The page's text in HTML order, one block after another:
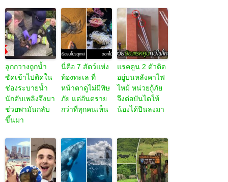
ลูกกวางถูกน้ำ
ซัดเข้าไปติดใน
ช่องระบายน้ำ
นักดับเพลิงจึงมา
ช่วยพามันกลับ
ขึ้นมา
นี่คือ 7 สัตว์แห่ง
ท้องทะเล ที่
หน้าตาดูไม่มีพิษ
ภัย แต่อันตราย
กว่าที่ทุกคนเห็น
แรคคูน 2 ตัวติด
อยู่บนหลังคาไฟ
ไหม้ หน่วยกู้ภัย
จึงต่อบันไดให้
น้องได้ปีนลงมา